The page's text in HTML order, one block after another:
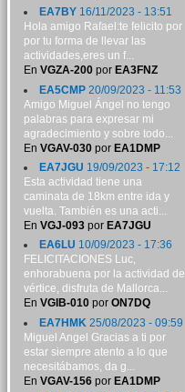
EA7BY16/11/2023 - 13:51
Hola amigo Rafael:te felicito por
por tu forma de llevar las
actividades,eres un f...
En VGZA-200por EA3FNZ
EA5CMP20/09/2023 - 11:53
Amigo Miguel Ángel no tengo
palabras para expresar mi
agradecimiento y sobre todo...
En VGAV-030por EA1DMP
EA7JGU 19/09/2023 - 17:12
Esta actividad tiene una
caminata de 18km entre ida y
vuelta. También es una acti...
En VGJ-093por EA7JGU
EA6LU 10/09/2023 - 17:36
FELICITACIONES Luc,
enhorabuena por la actividad de
vértice, disfruta de Mallorca...
En VGIB-010por ON7DQ
EA7HMK 25/08/2023 - 09:59
Miguel Angel Gracias a ti por
estar siempre atento a lo que
necesitábamos, da g...
En VGAV-156por EA1DMP